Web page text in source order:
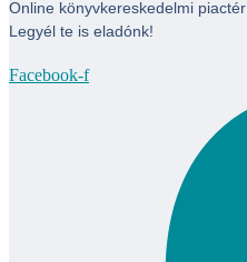
Online könyvkereskedelmi piactér
Legyél te is eladónk!
Facebook-f